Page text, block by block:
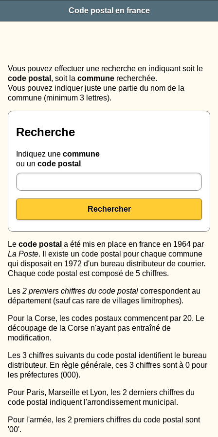
Code postal en france
Vous pouvez effectuer une recherche en indiquant soit le
code postal , soit la commune recherchée.
Vous pouvez indiquer juste une partie du nom de la
commune (minimum 3 lettres).
Recherche
Indiquez une commune
ou un code postal
Rechercher
Le code postal a été mis en place en france en 1964 par
La Poste. Il existe un code postal pour chaque commune
qui disposait en 1972 d'un bureau distributeur de courrier.
Chaque code postal est composé de 5 chiffres.
Les 2 premiers chiffres du code postal correspondent au
département (sauf cas rare de villages limitrophes).
Pour la Corse, les codes postaux commencent par 20. Le
découpage de la Corse n'ayant pas entraîné de
modification.
Les 3 chiffres suivants du code postal identifient le bureau
distributeur. En règle générale, ces 3 chiffres sont à 0 pour
les préfectures (000).
Pour Paris, Marseille et Lyon, les 2 derniers chiffres du
code postal indiquent l'arrondissement municipal.
Pour l'armée, les 2 premiers chiffres du code postal sont
'00'.